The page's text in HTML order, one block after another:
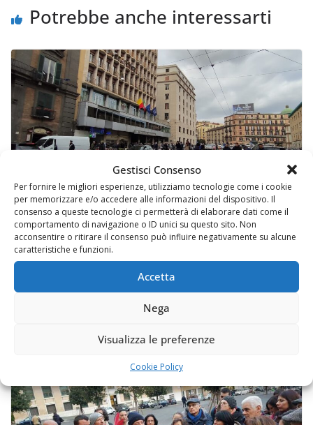
Gestisci Consenso
Per fornire le migliori esperienze, utilizziamo tecnologie come i cookie
per memorizzare e/o accedere alle informazioni del dispositivo. Il
consenso a queste tecnologie ci permetterà di elaborare dati come il
comportamento di navigazione o ID unici su questo sito. Non
acconsentire o ritirare il consenso può influire negativamente su alcune
caratteristiche e funzioni.
Accetta
Nega
Visualizza le preferenze
Cookie Policy
Potrebbe anche interessarti
Tre giorni di paralisi al centro di Napoli,
non per il #coronavirus, ma per il calcio.
Ogni volta mi domando che cosa
avranno da guardare ore e ore